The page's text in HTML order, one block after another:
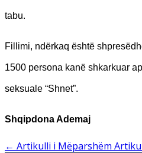
tabu.
Fillimi, ndërkaq është
1500 persona kanë shkarkuar
seksuale “Shnet”.
Shqipdona Ademaj
← Artikulli i Mëparshëm